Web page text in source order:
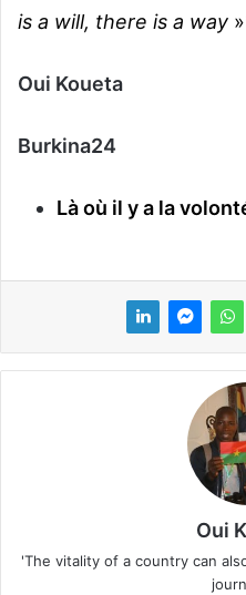
is a will, there is a way »
Oui Koueta
Burkina24
Là où il y a la
Oui
'The vitality of a country can